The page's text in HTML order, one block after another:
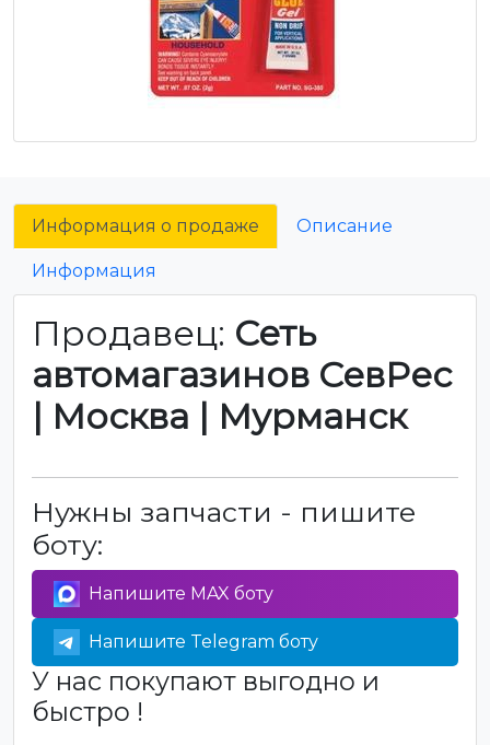
Информация о продаже Описание
Информация
Продавец: Сеть
автомагазинов СевРес
| Москва | Мурманск
Нужны запчасти - пишите
боту:
Напишите MAX боту
Напишите Telegram боту
У нас покупают выгодно и
быстро !